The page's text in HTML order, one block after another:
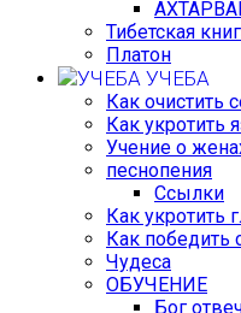
Тибетская
Платон
УЧЕБА
Как очистить
Как укротить
Учение о
песнопения
Ссылки
Как укротить
Как победить
Чудеса
ОБУЧЕНИЕ
Бог